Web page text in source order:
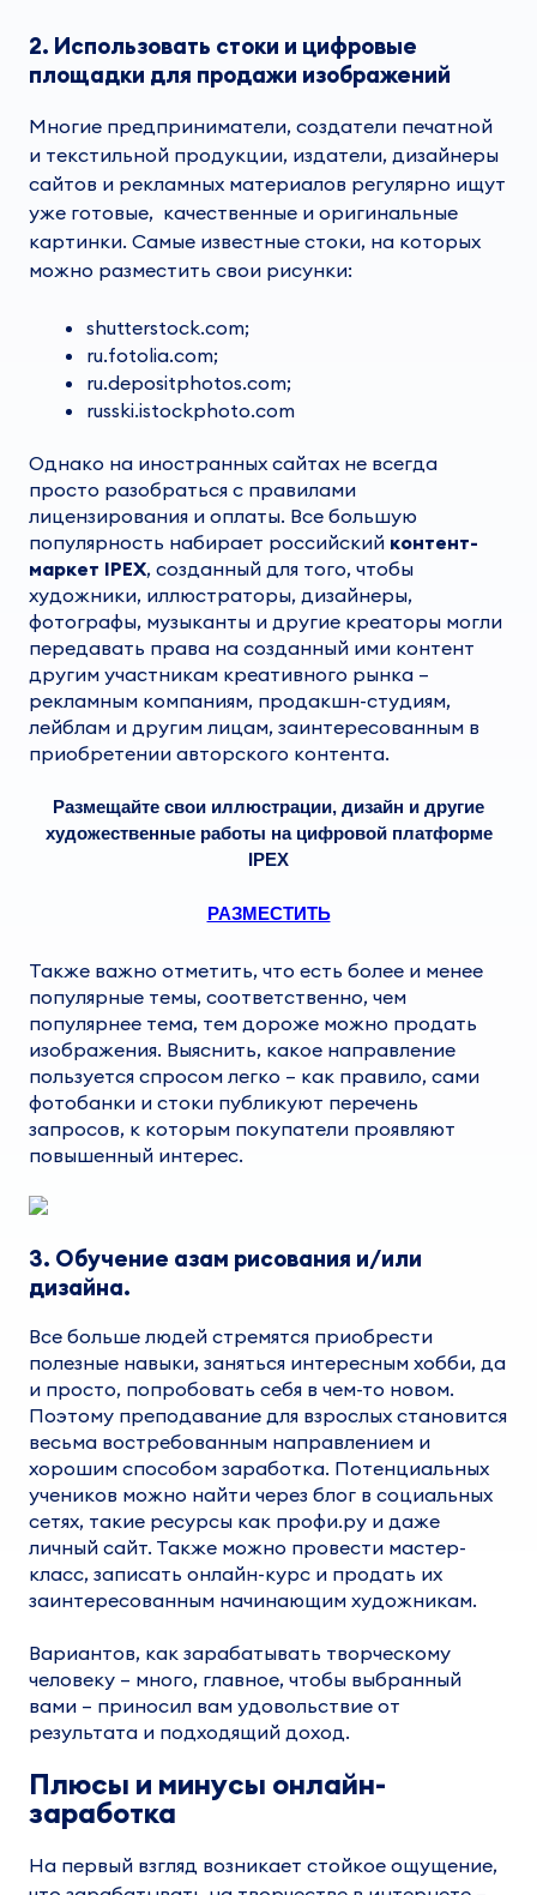
2. Использовать стоки и цифровые
площадки для продажи изображений
Многие предприниматели, создатели печатной
и текстильной продукции, издатели, дизайнеры
сайтов и рекламных материалов регулярно ищут
уже готовые, качественные и оригинальные
картинки. Самые известные стоки, на которых
можно разместить свои рисунки:
shutterstock.com;
ru.fotolia.com;
ru.depositphotos.com;
russki.istockphoto.com
Однако на иностранных сайтах не всегда
просто разобраться с правилами
лицензирования и оплаты. Все большую
популярность набирает российский контент-
маркет IPEX, созданный для того, чтобы
художники, иллюстраторы, дизайнеры,
фотографы, музыканты и другие креаторы могли
передавать права на созданный ими контент
другим участникам креативного рынка –
рекламным компаниям, продакшн-студиям,
лейблам и другим лицам, заинтересованным в
приобретении авторского контента.
Размещайте свои иллюстрации, дизайн и другие
художественные работы на цифровой платформе
IPEX
РАЗМЕСТИТЬ
Также важно отметить, что есть более и менее
популярные темы, соответственно, чем
популярнее тема, тем дороже можно продать
изображения. Выяснить, какое направление
пользуется спросом легко – как правило, сами
фотобанки и стоки публикуют перечень
запросов, к которым покупатели проявляют
повышенный интерес.
3. Обучение азам рисования и/или
дизайна.
Все больше людей стремятся приобрести
полезные навыки, заняться интересным хобби, да
и просто, попробовать себя в чем-то новом.
Поэтому преподавание для взрослых становится
весьма востребованным направлением и
хорошим способом заработка. Потенциальных
учеников можно найти через блог в социальных
сетях, такие ресурсы как профи.ру и даже
личный сайт. Также можно провести мастер-
класс, записать онлайн-курс и продать их
заинтересованным начинающим художникам.
Вариантов, как зарабатывать творческому
человеку – много, главное, чтобы выбранный
вами – приносил вам удовольствие от
результата и подходящий доход.
Плюсы и минусы онлайн-
заработка
На первый взгляд возникает стойкое ощущение,